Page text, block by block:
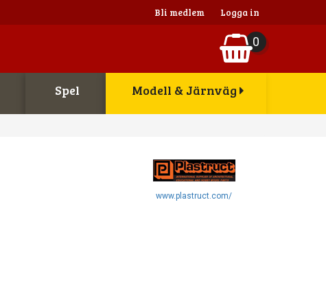
Bli medlem Logga in
0
Spel Modell & Järnväg
www.plastruct.com/